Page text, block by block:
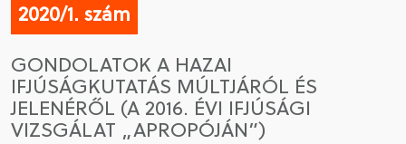
2020/1. szám
GONDOLATOK A HAZAI
IFJÚSÁGKUTATÁS MÚLTJÁRÓL ÉS
JELENÉRŐL (A 2016. ÉVI IFJÚSÁGI
VIZSGÁLAT „APROPÓJÁN”)